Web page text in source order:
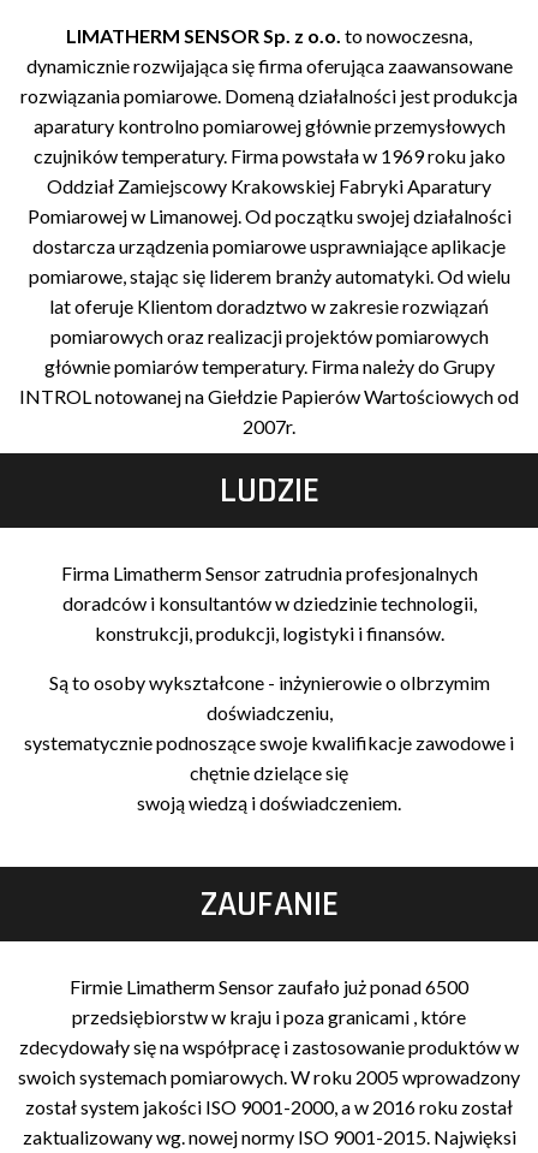
LIMATHERM SENSOR Sp. z o.o. to nowoczesna,
dynamicznie rozwijająca się firma oferująca zaawansowane
rozwiązania pomiarowe. Domeną działalności jest produkcja
aparatury kontrolno pomiarowej głównie przemysłowych
czujników temperatury. Firma powstała w 1969 roku jako
Oddział Zamiejscowy Krakowskiej Fabryki Aparatury
Pomiarowej w Limanowej. Od początku swojej działalności
dostarcza urządzenia pomiarowe usprawniające aplikacje
pomiarowe, stając się liderem branży automatyki. Od wielu
lat oferuje Klientom doradztwo w zakresie rozwiązań
pomiarowych oraz realizacji projektów pomiarowych
głównie pomiarów temperatury. Firma należy do Grupy
INTROL notowanej na Giełdzie Papierów Wartościowych od
2007r.
LUDZIE
Firma Limatherm Sensor zatrudnia profesjonalnych
doradców i konsultantów w dziedzinie technologii,
konstrukcji, produkcji, logistyki i finansów.
Są to osoby wykształcone - inżynierowie o olbrzymim
doświadczeniu,
systematycznie podnoszące swoje kwalifikacje zawodowe i
chętnie dzielące się
swoją wiedzą i doświadczeniem.
ZAUFANIE
Firmie Limatherm Sensor zaufało już ponad 6500
przedsiębiorstw w kraju i poza granicami , które
zdecydowały się na współpracę i zastosowanie produktów w
swoich systemach pomiarowych. W roku 2005 wprowadzony
został system jakości ISO 9001-2000, a w 2016 roku został
zaktualizowany wg. nowej normy ISO 9001-2015. Najwięksi